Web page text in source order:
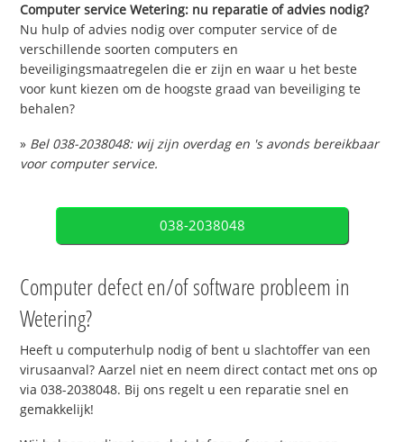
Computer service Wetering: nu reparatie of advies nodig?
Nu hulp of advies nodig over computer service of de
verschillende soorten computers en
beveiligingsmaatregelen die er zijn en waar u het beste
voor kunt kiezen om de hoogste graad van beveiliging te
behalen?
» Bel 038-2038048: wij zijn overdag en 's avonds bereikbaar
voor computer service.
038-2038048
Computer defect en/of software probleem in
Wetering?
Heeft u computerhulp nodig of bent u slachtoffer van een
virusaanval? Aarzel niet en neem direct contact met ons op
via 038-2038048. Bij ons regelt u een reparatie snel en
gemakkelijk!